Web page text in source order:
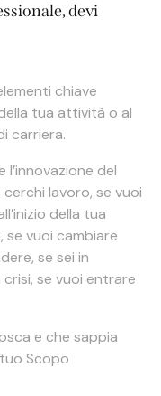
devi
chiave
tua attività o al
carriera.
l’innovazione del
lavoro, se vuoi
della tua
vuoi cambiare
se sei in
se vuoi entrare
e che sappia
Scopo